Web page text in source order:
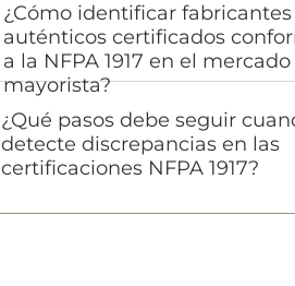
¿Cómo identificar fabricantes
auténticos certificados
a la NFPA 1917 en el mercado
mayorista?
¿Qué pasos debe seguir
detecte discrepancias en las
certificaciones NFPA 1917?